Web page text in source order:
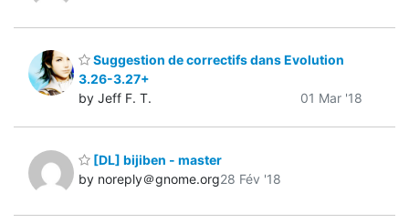
Suggestion de correctifs dans Evolution
3.26-3.27+
by Jeff F. T.
01 Mar '18
[DL] bijiben - master
by noreply＠gnome.org28 Fév '18